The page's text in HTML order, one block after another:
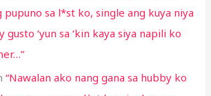
pupuno sa l*st ko, single ang kuya niya
‘yun sa ‘kin kaya siya napili ko
“Nawalan ako nang gana sa hubby ko